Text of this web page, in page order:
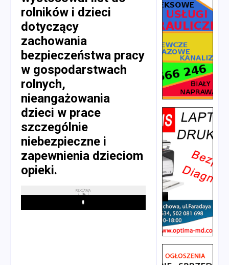
rolników i dzieci
dotyczący
zachowania
bezpieczeństwa pracy
w gospodarstwach
rolnych,
nieangażowania
dzieci w prace
szczególnie
niebezpieczne i
zapewnienia dzieciom
opieki.
REKLAMA
Play